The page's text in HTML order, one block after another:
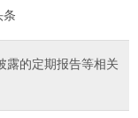
条
露的定期报告等相关